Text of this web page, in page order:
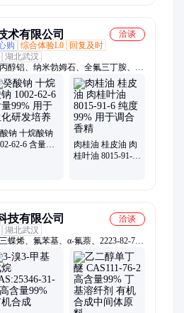
术有限公司
洽谈
购 综合体验L0
回复及时
湖北武汉
醇铝、纳米勃姆石、全氟三丁胺、六
烷二聚体、二异戊基硫醚、隐色结晶
钠 十烷酸钠
62-6 含量
肉桂油 桂皮油 肉
桂叶油 8015-91-6
技有限公司
洽谈
湖北武汉
蝶烯、氟苯基、α-氟萘、2223-82-7、
肌氨酸、嘧菌酯、碳酸镁、新癸酸、
乙氧基、茚三酮、咖啡酸、羟乙基、
虫酰肼、吡咯并